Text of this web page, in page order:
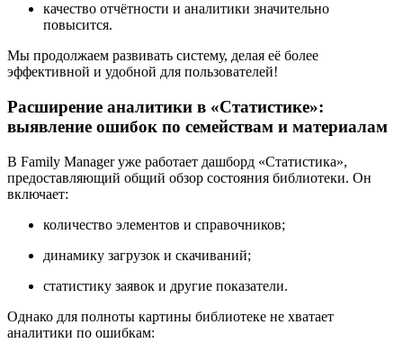
качество отчётности и аналитики значительно
повысится.
Мы продолжаем развивать систему, делая её более
эффективной и удобной для пользователей!
Расширение аналитики в «Статистике»:
выявление ошибок по семействам и материалам
В Family Manager уже работает дашборд «Статистика»,
предоставляющий общий обзор состояния библиотеки. Он
включает:
количество элементов и справочников;
динамику загрузок и скачиваний;
статистику заявок и другие показатели.
Однако для полноты картины библиотеке не хватает
аналитики по ошибкам: